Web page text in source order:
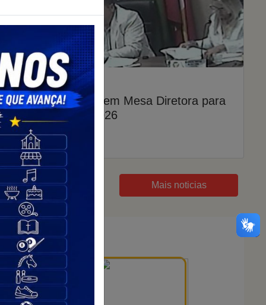
01/01/2025
Vereadores elegem Mesa Diretora para
o biênio 2025/2026
603 visualizações
Mais noticias